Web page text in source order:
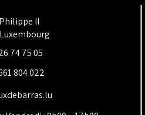
II
74 75 05
804 022